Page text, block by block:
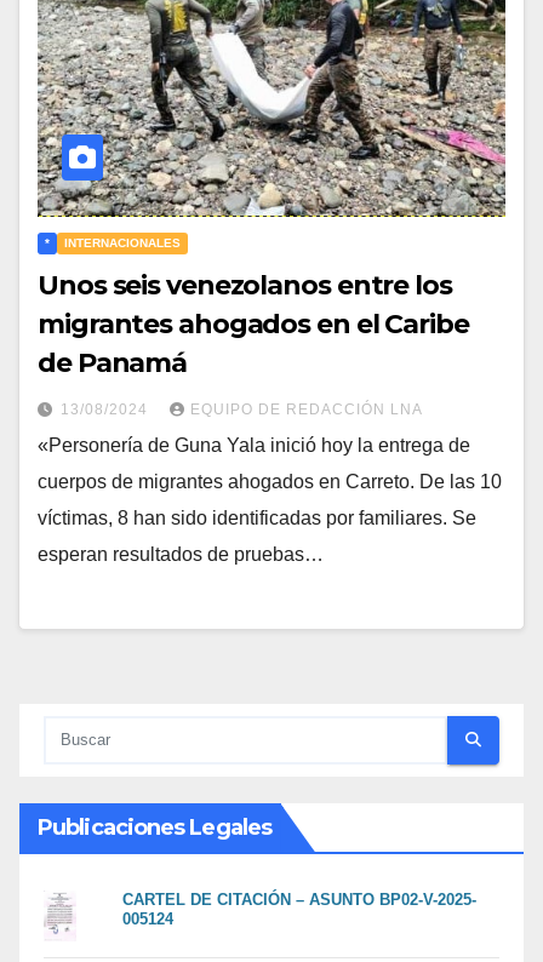
* INTERNACIONALES
Unos seis venezolanos entre los
migrantes ahogados en el Caribe
de Panamá
13/08/2024 EQUIPO DE REDACCIÓN LNA
«Personería de Guna Yala inició hoy la entrega de
cuerpos de migrantes ahogados en Carreto. De las 10
víctimas, 8 han sido identificadas por familiares. Se
esperan resultados de pruebas…
Publicaciones Legales
CARTEL DE CITACIÓN – ASUNTO BP02-V-2025-
005124